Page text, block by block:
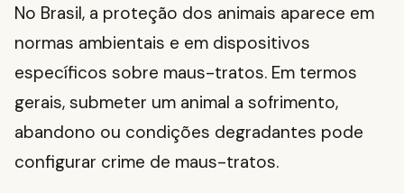
No Brasil, a proteção dos animais aparece em
normas ambientais e em dispositivos
específicos sobre maus-tratos. Em termos
gerais, submeter um animal a sofrimento,
abandono ou condições degradantes pode
configurar crime de maus-tratos.